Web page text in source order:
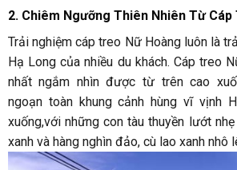
2. Chiêm Ngưỡng Thiên Nhiên Từ
Trải nghiệm cáp treo Nữ Hoàng luôn là
Hạ Long của nhiều du khách. Cáp treo
nhất ngắm nhìn được từ trên cao
ngoạn toàn khung cảnh hùng vĩ vịnh
xuống,với những con tàu thuyền lướt
xanh và hàng nghìn đảo, cù lao xanh nhô